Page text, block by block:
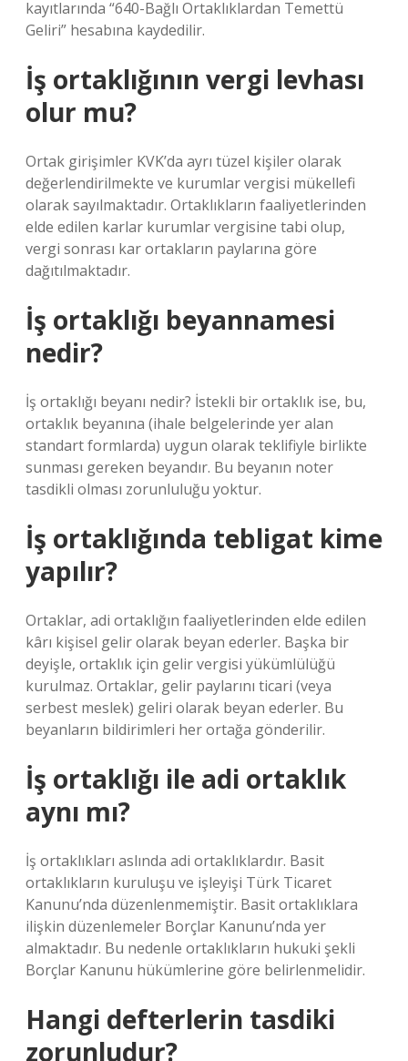
kayıtlarında “640-Bağlı Ortaklıklardan Temettü
Geliri” hesabına kaydedilir.
İş ortaklığının vergi levhası
olur mu?
Ortak girişimler KVK’da ayrı tüzel kişiler olarak
değerlendirilmekte ve kurumlar vergisi mükellefi
olarak sayılmaktadır. Ortaklıkların faaliyetlerinden
elde edilen karlar kurumlar vergisine tabi olup,
vergi sonrası kar ortakların paylarına göre
dağıtılmaktadır.
İş ortaklığı beyannamesi
nedir?
İş ortaklığı beyanı nedir? İstekli bir ortaklık ise, bu,
ortaklık beyanına (ihale belgelerinde yer alan
standart formlarda) uygun olarak teklifiyle birlikte
sunması gereken beyandır. Bu beyanın noter
tasdikli olması zorunluluğu yoktur.
İş ortaklığında tebligat kime
yapılır?
Ortaklar, adi ortaklığın faaliyetlerinden elde edilen
kârı kişisel gelir olarak beyan ederler. Başka bir
deyişle, ortaklık için gelir vergisi yükümlülüğü
kurulmaz. Ortaklar, gelir paylarını ticari (veya
serbest meslek) geliri olarak beyan ederler. Bu
beyanların bildirimleri her ortağa gönderilir.
İş ortaklığı ile adi ortaklık
aynı mı?
İş ortaklıkları aslında adi ortaklıklardır. Basit
ortaklıkların kuruluşu ve işleyişi Türk Ticaret
Kanunu’nda düzenlenmemiştir. Basit ortaklıklara
ilişkin düzenlemeler Borçlar Kanunu’nda yer
almaktadır. Bu nedenle ortaklıkların hukuki şekli
Borçlar Kanunu hükümlerine göre belirlenmelidir.
Hangi defterlerin tasdiki
zorunludur?